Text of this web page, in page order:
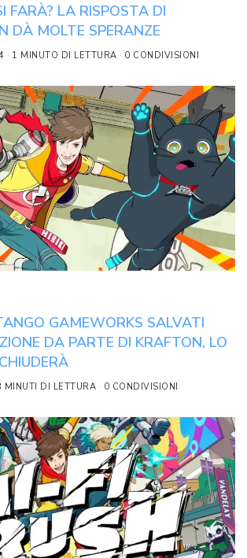
FARÀ? LA RISPOSTA DI
DÀ MOLTE SPERANZE
1 MINUTO DI LETTURA 0 CONDIVISIONI
GAMEWORKS SALVATI
DA PARTE DI KRAFTON, LO
MINUTI DI LETTURA 0 CONDIVISIONI